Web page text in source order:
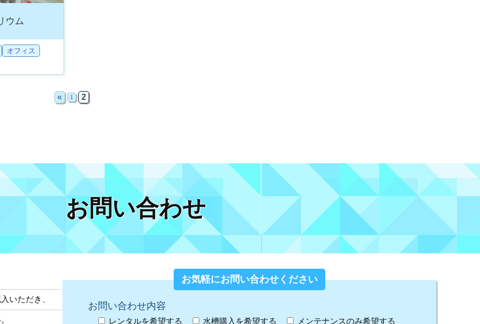
ウム
オフィス
« 1 2
お問い合わせ
いただき、
お気軽にお問い合わせください
お問い合わせ内容
レンタルを希望する 水槽購入を希望する
メンテナンスのみ希望する